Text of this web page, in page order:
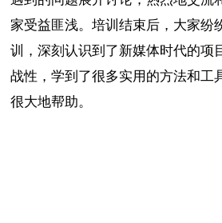
家受益匪浅。培训结束后，大家纷
训，深刻认识到了新媒体时代的项
战性，学到了很多实用的方法和工
很大地帮助。